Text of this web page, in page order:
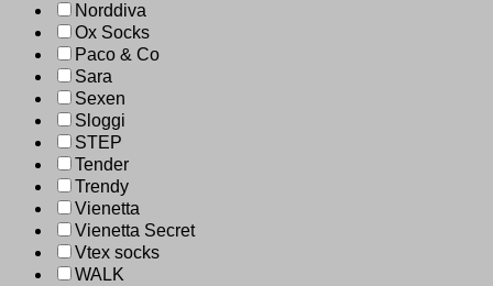
Norddiva
Ox Socks
Paco & Co
Sara
Sexen
Sloggi
STEP
Tender
Trendy
Vienetta
Vienetta Secret
Vtex socks
WALK